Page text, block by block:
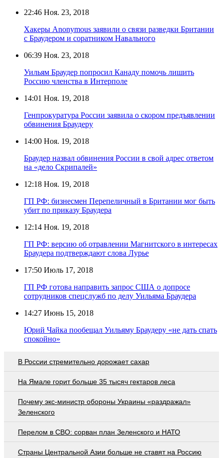
22:46 Ноя. 23, 2018
Хакеры Anonymous заявили о связи разведки Британии
с Браудером и соратником Навального
06:39 Ноя. 23, 2018
Уильям Браудер попросил Канаду помочь лишить
Россию членства в Интерполе
14:01 Ноя. 19, 2018
Генпрокуратура России заявила о скором предъявлении
обвинения Браудеру
14:00 Ноя. 19, 2018
Браудер назвал обвинения России в свой адрес ответом
на «дело Скрипалей»
12:18 Ноя. 19, 2018
ГП РФ: бизнесмен Перепеличный в Британии мог быть
убит по приказу Браудера
12:14 Ноя. 19, 2018
ГП РФ: версию об отравлении Магнитского в интересах
Браудера подтверждают слова Лурье
17:50 Июль 17, 2018
ГП РФ готова направить запрос США о допросе
сотрудников спецслужб по делу Уильяма Браудера
14:27 Июнь 15, 2018
Юрий Чайка пообещал Уильяму Браудеру «не дать спать
спокойно»
В России стремительно дорожает сахар
На Ямале горит больше 35 тысяч гектаров леса
Почему экс-министр обороны Украины «раздражал»
Зеленского
Перелом в СВО: сорван план Зеленского и НАТО
Страны Центральной Азии больше не ставят на Россию